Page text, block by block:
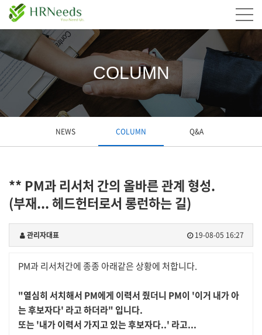
COLUMN
NEWS COLUMN Q&A
** PM과 리서처 간의 올바른 관계 형성.
(부재... 헤드헌터로서 롱런하는 길)
관리자대표 19-08-05 16:27
PM과 리서처간에 종종 아래같은 상황에 처합니다.
"열심히 서치해서 PM에게 이력서 줬더니 PM이 '이거 내가 아
는 후보자다' 라고 하더라" 입니다.
또는 '내가 이력서 가지고 있는 후보자다..' 라고...